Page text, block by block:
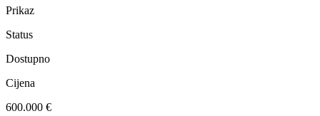
Prikaz
Status
Dostupno
Cijena
600.000 €